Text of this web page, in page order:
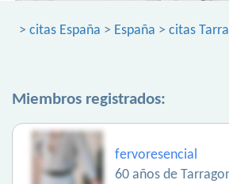
> citas España > España > citas
Miembros registrados:
fervoresencial
60 años de